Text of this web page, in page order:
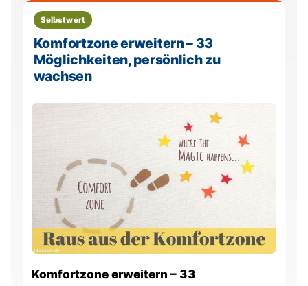
Selbstwert
Komfortzone erweitern – 33
Möglichkeiten, persönlich zu
wachsen
Komfortzone erweitern – 33